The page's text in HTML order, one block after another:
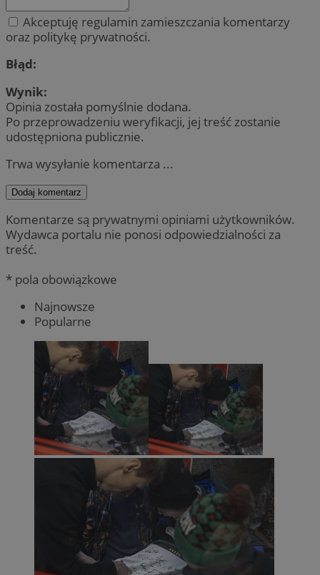
Akceptuję regulamin zamieszczania komentarzy
oraz politykę prywatności.
Błąd:
Wynik:
Opinia została pomyślnie dodana.
Po przeprowadzeniu weryfikacji, jej treść zostanie
udostępniona publicznie.
Trwa wysyłanie komentarza ...
Dodaj komentarz
Komentarze są prywatnymi opiniami użytkowników.
Wydawca portalu nie ponosi odpowiedzialności za
treść.
* pola obowiązkowe
Najnowsze
Popularne